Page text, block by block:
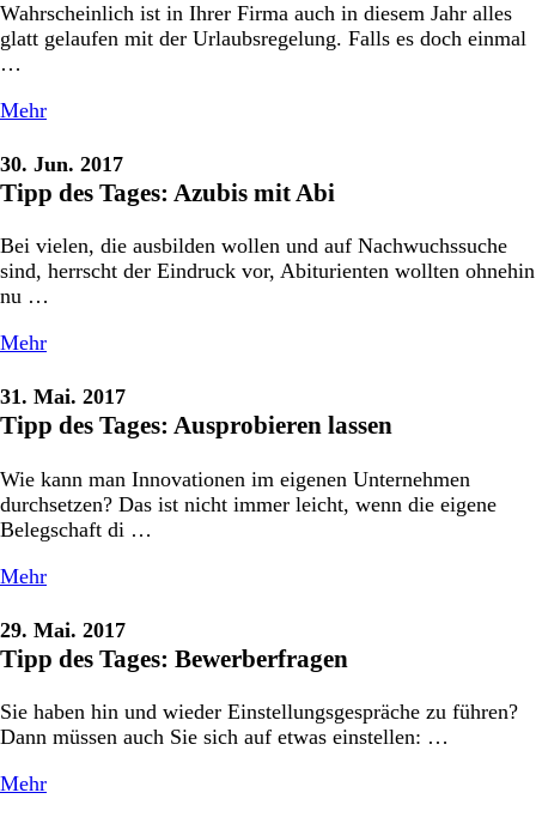
Wahrscheinlich ist in Ihrer Firma auch in diesem Jahr alles
glatt gelaufen mit der Urlaubsregelung. Falls es doch einmal
…
Mehr
30. Jun. 2017
Tipp des Tages: Azubis mit Abi
Bei vielen, die ausbilden wollen und auf Nachwuchssuche
sind, herrscht der Eindruck vor, Abiturienten wollten ohnehin
nu …
Mehr
31. Mai. 2017
Tipp des Tages: Ausprobieren lassen
Wie kann man Innovationen im eigenen Unternehmen
durchsetzen? Das ist nicht immer leicht, wenn die eigene
Belegschaft di …
Mehr
29. Mai. 2017
Tipp des Tages: Bewerberfragen
Sie haben hin und wieder Einstellungsgespräche zu führen?
Dann müssen auch Sie sich auf etwas einstellen: …
Mehr